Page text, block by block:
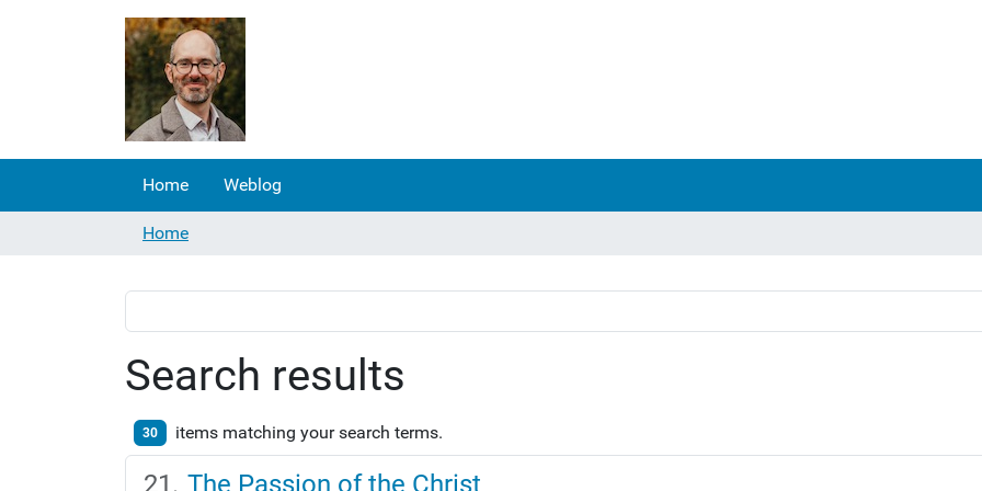
Home Weblog
Home
Search results
30 items matching your search terms.
The Passion of the Christ